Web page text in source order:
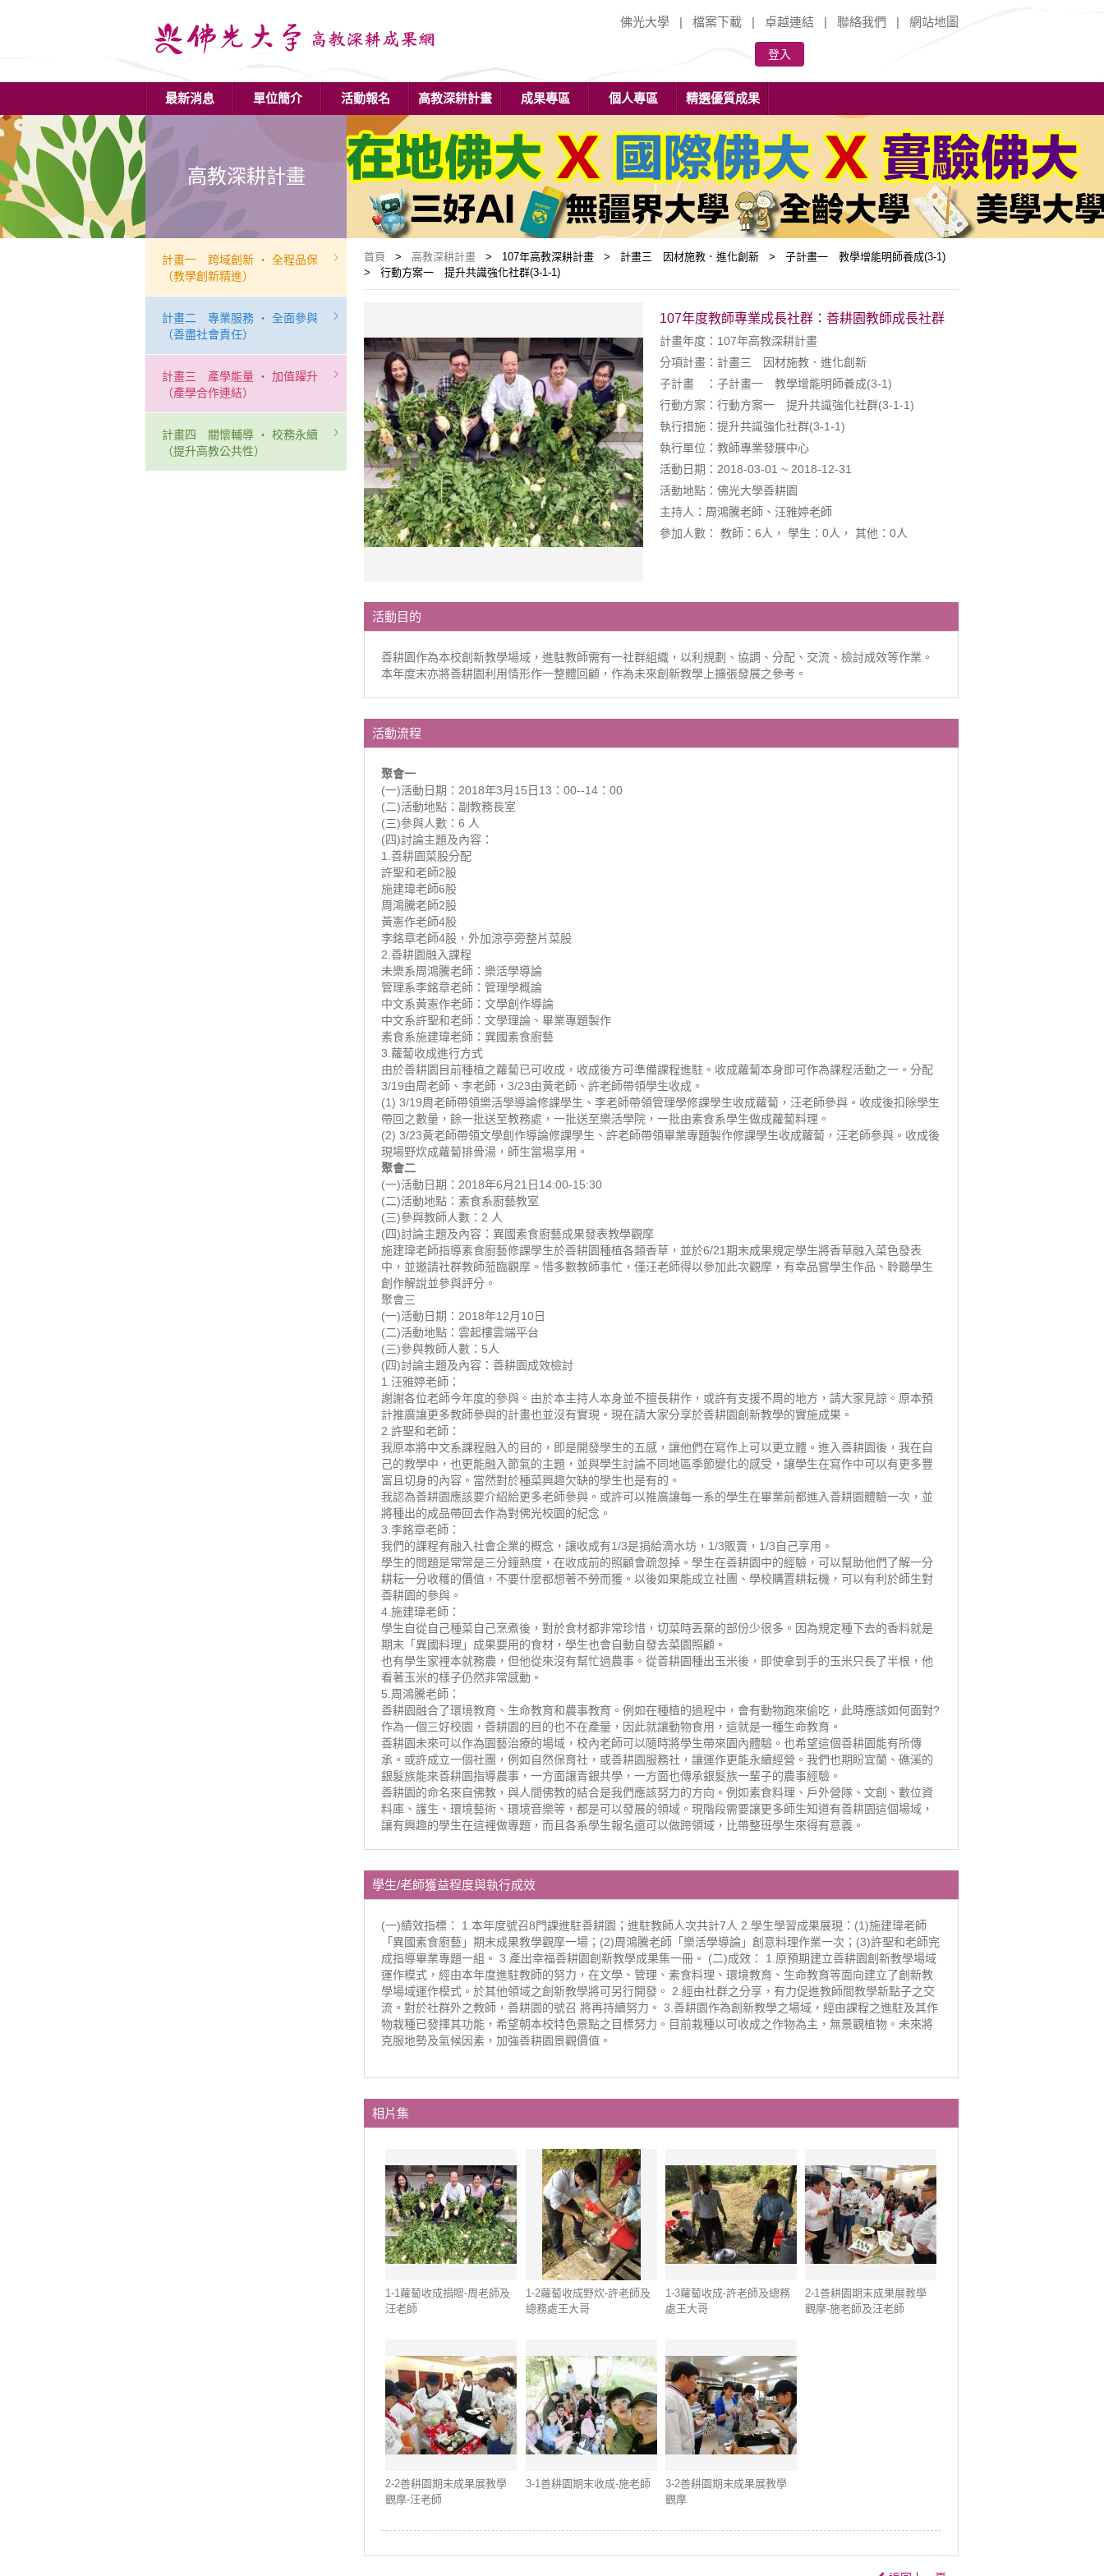
佛光大學 | 檔案下載 | 卓越連結 | 聯絡我們 | 網站地圖
登入
最新消息 單位簡介 活動報名 高教深耕計畫 成果專區 個人專區 精選優質成果
高教深耕計畫
計畫一 跨域創新 ‧ 全程品保
（教學創新精進）
計畫二 專業服務 ‧ 全面參與
（善盡社會責任）
計畫三 產學能量 ‧ 加值躍升
（產學合作連結）
計畫四 關懷輔導 ‧ 校務永續
（提升高教公共性）
首頁 > 高教深耕計畫 > 107年高教深耕計畫 > 計畫三 因材施教．進化創新 > 子計畫一 教學增能明師養成(3-1)
> 行動方案一 提升共識強化社群(3-1-1)
107年度教師專業成長社群：善耕園教師成長社群
計畫年度：107年高教深耕計畫
分項計畫：計畫三 因材施教．進化創新
子計畫 ：子計畫一 教學增能明師養成(3-1)
行動方案：行動方案一 提升共識強化社群(3-1-1)
執行措施：提升共識強化社群(3-1-1)
執行單位：教師專業發展中心
活動日期：2018-03-01 ~ 2018-12-31
活動地點：佛光大學善耕園
主持人：周鴻騰老師、汪雅婷老師
參加人數： 教師：6人， 學生：0人， 其他：0人
活動目的
善耕園作為本校創新教學場域，進駐教師需有一社群組織，以利規劃、協調、分配、交流、檢討成效等作業。
本年度末亦將善耕園利用情形作一整體回顧，作為未來創新教學上擴張發展之參考。
活動流程
聚會一
(一)活動日期：2018年3月15日13：00--14：00
(二)活動地點：副教務長室
(三)參與人數：6 人
(四)討論主題及內容：
1.善耕園菜股分配
許聖和老師2股
施建瑋老師6股
周鴻騰老師2股
黃憲作老師4股
李銘章老師4股，外加涼亭旁整片菜股
2.善耕園融入課程
未樂系周鴻騰老師：樂活學導論
管理系李銘章老師：管理學概論
中文系黃憲作老師：文學創作導論
中文系許聖和老師：文學理論、畢業專題製作
素食系施建瑋老師：異國素食廚藝
3.蘿蔔收成進行方式
由於善耕園目前種植之蘿蔔已可收成，收成後方可準備課程進駐。收成蘿蔔本身即可作為課程活動之一。分配
3/19由周老師、李老師，3/23由黃老師、許老師帶領學生收成。
(1) 3/19周老師帶領樂活學導論修課學生、李老師帶領管理學修課學生收成蘿蔔，汪老師參與。收成後扣除學生
帶回之數量，餘一批送至教務處，一批送至樂活學院，一批由素食系學生做成蘿蔔料理。
(2) 3/23黃老師帶領文學創作導論修課學生、許老師帶領畢業專題製作修課學生收成蘿蔔，汪老師參與。收成後
現場野炊成蘿蔔排骨湯，師生當場享用。
聚會二
(一)活動日期：2018年6月21日14:00-15:30
(二)活動地點：素食系廚藝教室
(三)參與教師人數：2 人
(四)討論主題及內容：異國素食廚藝成果發表教學觀摩
施建瑋老師指導素食廚藝修課學生於善耕園種植各類香草，並於6/21期末成果規定學生將香草融入菜色發表
中，並邀請社群教師蒞臨觀摩。惜多數教師事忙，僅汪老師得以參加此次觀摩，有幸品嘗學生作品、聆聽學生
創作解說並參與評分。
聚會三
(一)活動日期：2018年12月10日
(二)活動地點：雲起樓雲端平台
(三)參與教師人數：5人
(四)討論主題及內容：善耕園成效檢討
1.汪雅婷老師：
謝謝各位老師今年度的參與。由於本主持人本身並不擅長耕作，或許有支援不周的地方，請大家見諒。原本預
計推廣讓更多教師參與的計畫也並沒有實現。現在請大家分享於善耕園創新教學的實施成果。
2.許聖和老師：
我原本將中文系課程融入的目的，即是開發學生的五感，讓他們在寫作上可以更立體。進入善耕園後，我在自
己的教學中，也更能融入節氣的主題，並與學生討論不同地區季節變化的感受，讓學生在寫作中可以有更多豐
富且切身的內容。當然對於種菜興趣欠缺的學生也是有的。
我認為善耕園應該要介紹給更多老師參與。或許可以推廣讓每一系的學生在畢業前都進入善耕園體驗一次，並
將種出的成品帶回去作為對佛光校園的紀念。
3.李銘章老師：
我們的課程有融入社會企業的概念，讓收成有1/3是捐給滴水坊，1/3販賣，1/3自己享用。
學生的問題是常常是三分鐘熱度，在收成前的照顧會疏忽掉。學生在善耕園中的經驗，可以幫助他們了解一分
耕耘一分收穫的價值，不要什麼都想著不勞而獲。以後如果能成立社團、學校購置耕耘機，可以有利於師生對
善耕園的參與。
4.施建瑋老師：
學生自從自己種菜自己烹煮後，對於食材都非常珍惜，切菜時丟棄的部份少很多。因為規定種下去的香料就是
期末「異國料理」成果要用的食材，學生也會自動自發去菜園照顧。
也有學生家裡本就務農，但他從來沒有幫忙過農事。從善耕園種出玉米後，即使拿到手的玉米只長了半根，他
看著玉米的樣子仍然非常感動。
5.周鴻騰老師：
善耕園融合了環境教育、生命教育和農事教育。例如在種植的過程中，會有動物跑來偷吃，此時應該如何面對?
作為一個三好校園，善耕園的目的也不在產量，因此就讓動物食用，這就是一種生命教育。
善耕園未來可以作為園藝治療的場域，校內老師可以隨時將學生帶來園內體驗。也希望這個善耕園能有所傳
承。或許成立一個社團，例如自然保育社，或善耕園服務社，讓運作更能永續經營。我們也期盼宜蘭、礁溪的
銀髮族能來善耕園指導農事，一方面讓青銀共學，一方面也傳承銀髮族一輩子的農事經驗。
善耕園的命名來自佛教，與人間佛教的結合是我們應該努力的方向。例如素食料理、戶外營隊、文創、數位資
料庫、護生、環境藝術、環境音樂等，都是可以發展的領域。現階段需要讓更多師生知道有善耕園這個場域，
讓有興趣的學生在這裡做專題，而且各系學生報名還可以做跨領域，比帶整班學生來得有意義。
學生/老師獲益程度與執行成效
(一)績效指標： 1.本年度號召8門課進駐善耕園；進駐教師人次共計7人 2.學生學習成果展現：(1)施建瑋老師
「異國素食廚藝」期末成果教學觀摩一場；(2)周鴻騰老師「樂活學導論」創意料理作業一次；(3)許聖和老師完
成指導畢業專題一組。 3.產出幸福善耕園創新教學成果集一冊。 (二)成效： 1.原預期建立善耕園創新教學場域
運作模式，經由本年度進駐教師的努力，在文學、管理、素食料理、環境教育、生命教育等面向建立了創新教
學場域運作模式。於其他領域之創新教學將可另行開發。 2.經由社群之分享，有力促進教師間教學新點子之交
流。對於社群外之教師，善耕園的號召 將再持續努力。 3.善耕園作為創新教學之場域，經由課程之進駐及其作
物栽種已發揮其功能，希望朝本校特色景點之目標努力。目前栽種以可收成之作物為主，無景觀植物。未來將
克服地勢及氣候因素，加強善耕園景觀價值。
相片集
1-1蘿蔔收成捐贈-周老師及
汪老師
1-2蘿蔔收成野炊-許老師及
總務處王大哥
1-3蘿蔔收成-許老師及總務
處王大哥
2-1善耕園期末成果展教學
觀摩-施老師及汪老師
2-2善耕園期末成果展教學
觀摩-汪老師
3-1善耕園期末收成-施老師
3-2善耕園期末成果展教學
觀摩